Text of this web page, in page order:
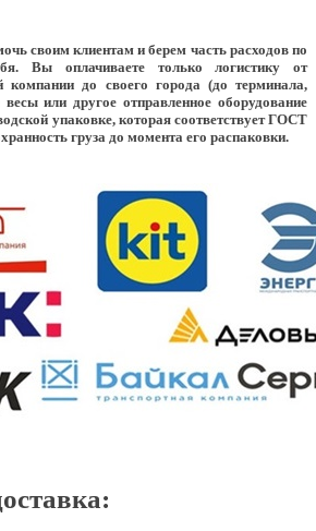
своим клиентам и берем часть расходов по
Вы оплачиваете только логистику от
компании до своего города (до терминала,
или другое отправленное оборудование
упаковке, которая соответствует ГОСТ
груза до момента его распаковки.